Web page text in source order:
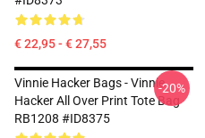
€ 22,95 - € 27,55
Vinnie Hacker Bags - Vinnie
Hacker All Over Print Tote Bag
RB1208 #ID8375
-20%